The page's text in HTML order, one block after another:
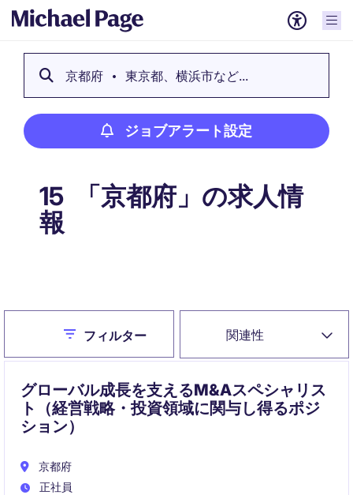
京都府 東京都、横浜市など...
ジョブアラート設定
15 「京都府」の求人情
報
関連性
Closeフィルター
グローバル成長を支えるM&Aスペシャリス
ト（経営戦略・投資領域に関与し得るポジ
ション）
京都府
正社員